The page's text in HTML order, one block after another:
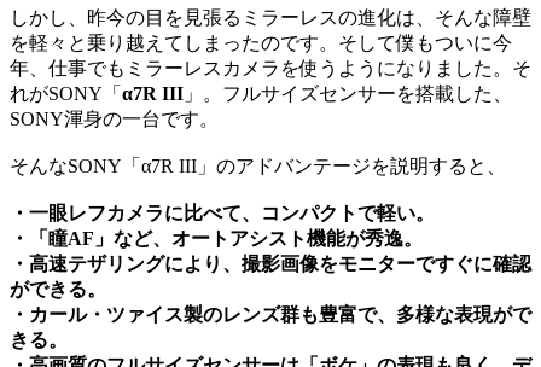
しかし、昨今の目を見張るミラーレスの進化は、そんな障壁
を軽々と乗り越えてしまったのです。そして僕もついに今
年、仕事でもミラーレスカメラを使うようになりました。そ
れがSONY「 α7R III 」。フルサイズセンサーを搭載した、
SONY渾身の一台です。
そんなSONY「α7R III」のアドバンテージを説明すると、
・一眼レフカメラに比べて、コンパクトで軽い。
・「瞳AF」など、オートアシスト機能が秀逸。
・高速テザリングにより、撮影画像をモニターですぐに確認
ができる。
・カール・ツァイス製のレンズ群も豊富で、多様な表現がで
きる。